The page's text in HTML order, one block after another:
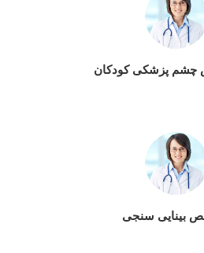
پزشکی کودکان
بینایی سنجی